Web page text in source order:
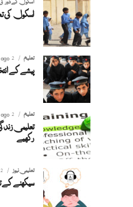
اسکول کے دور
اسکول کی
تعلیم 2 years ago
پیشے کے
تعلیم 2 years ago
تعلیمی
رکھیے
تعلیمی نیوز 2 years ago
سیکھنے کے